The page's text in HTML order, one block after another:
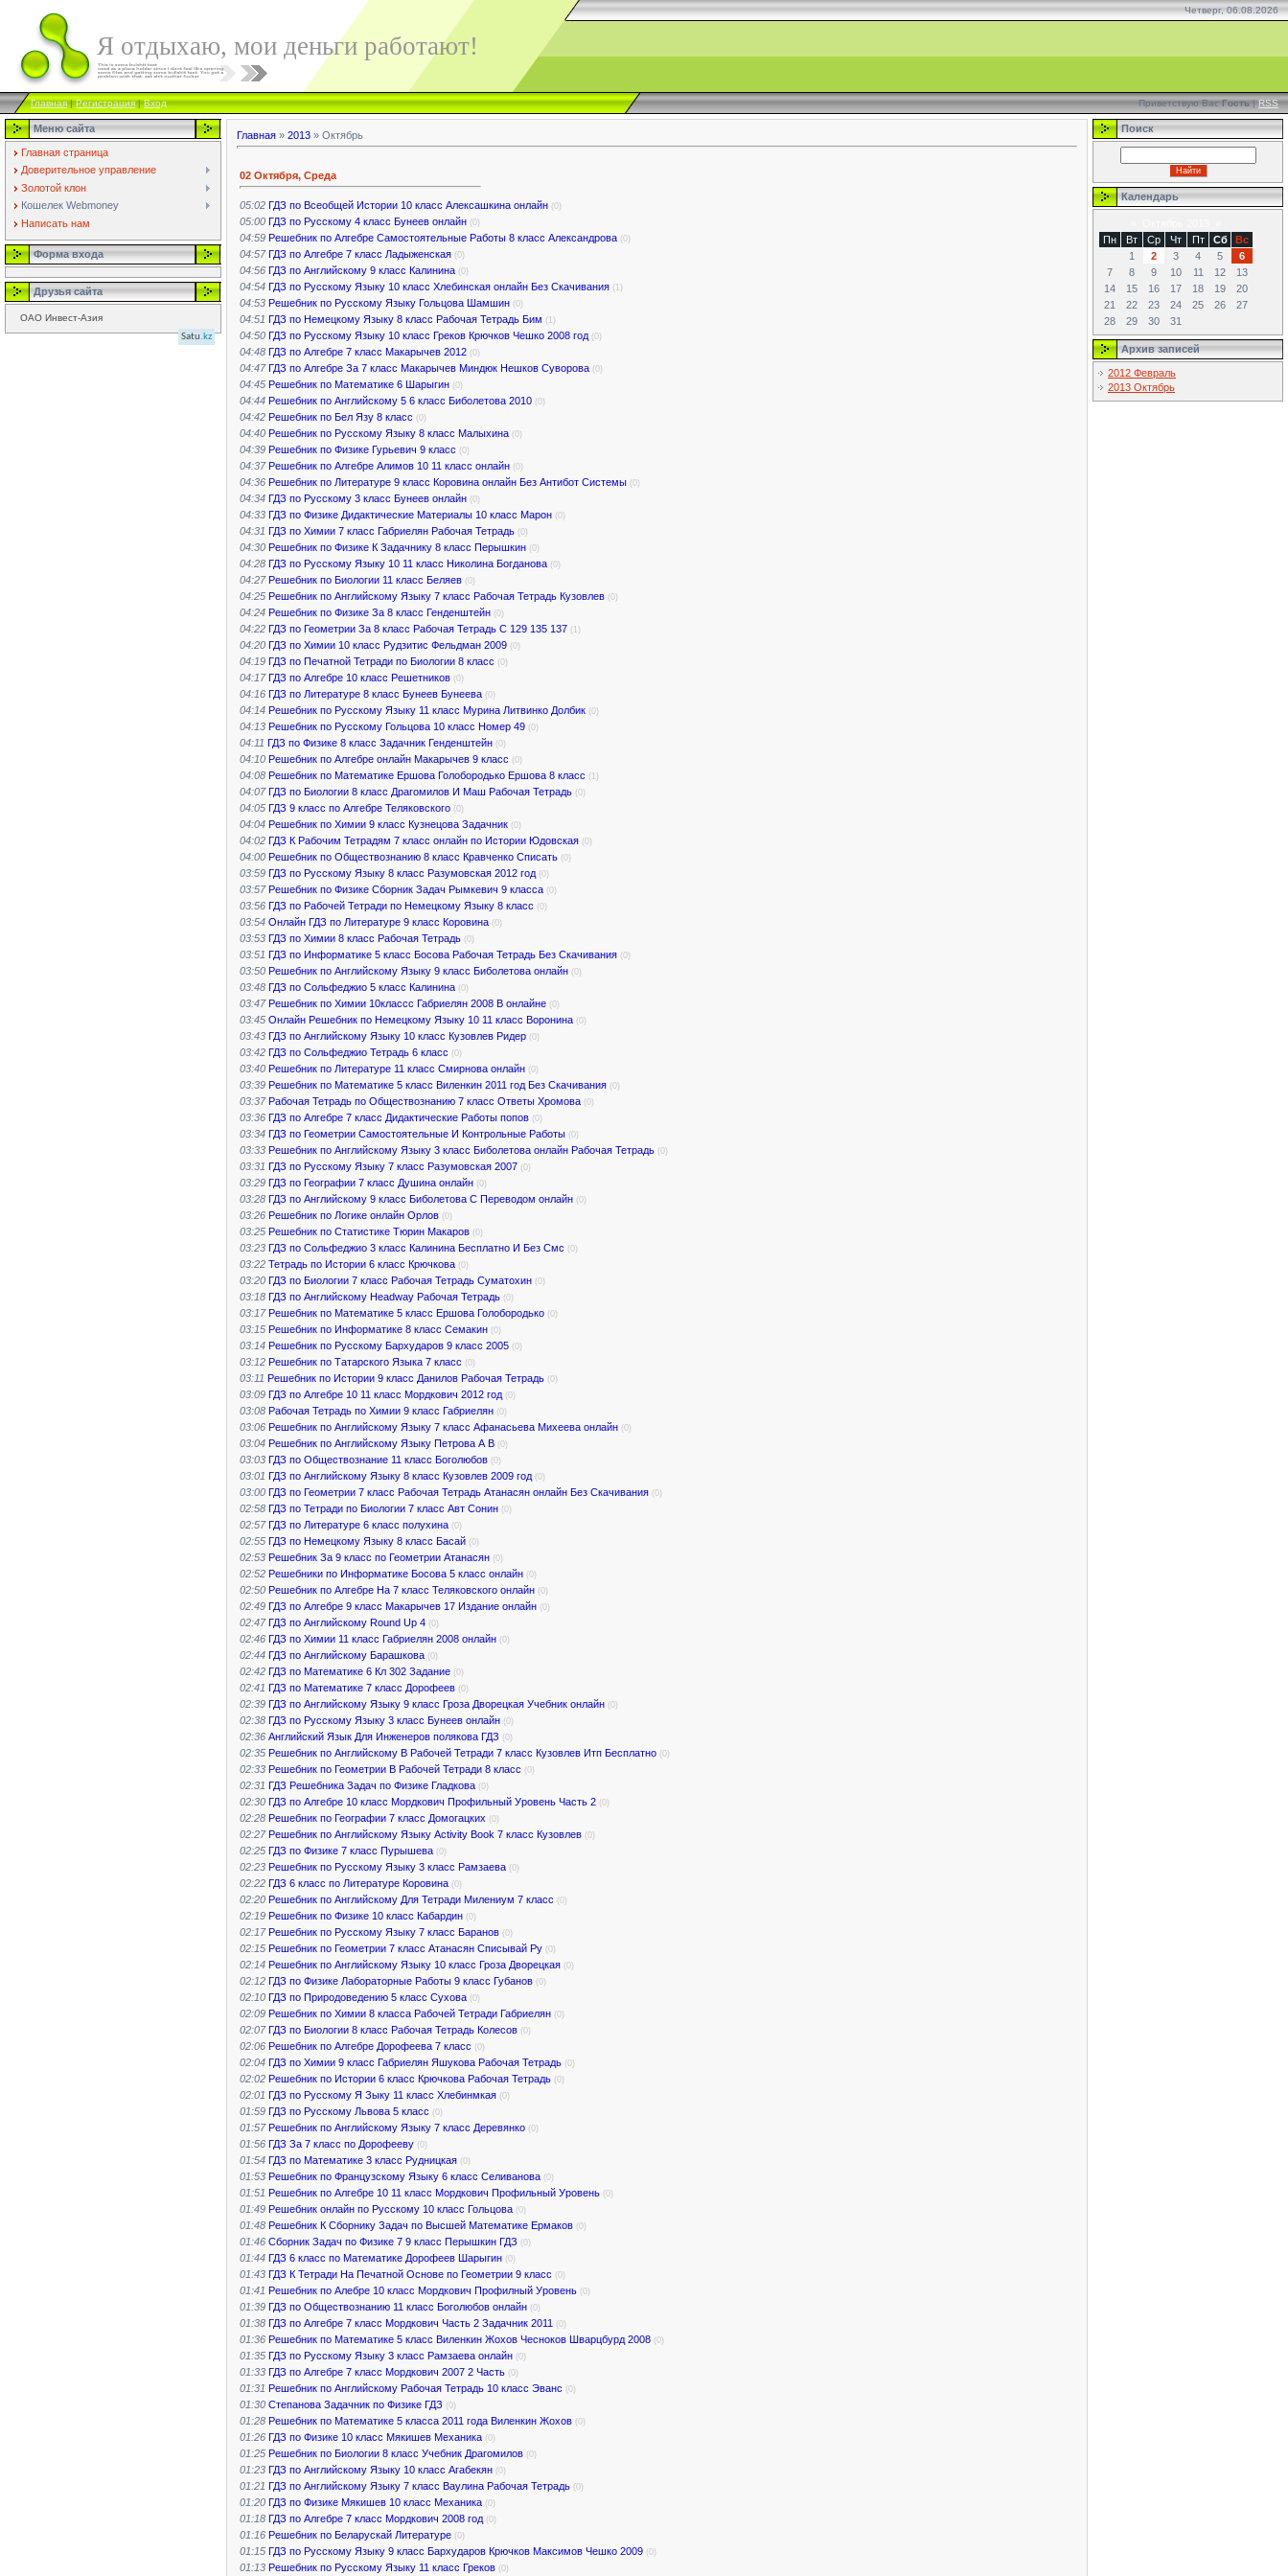
Четверг, 06.08.2026
Я отдыхаю, мои деньги работают!
Главная|Регистрация|Вход Приветствую Вас Гость|RSS
Меню сайта
Главная страница
Доверительное управление
Золотой клон
Кошелек Webmoney
Написать нам
Форма входа
Друзья сайта
ОАО Инвест-Азия
Satu.kz
Главная » 2013 » Октябрь
02 Октября, Среда
05:02 ГДЗ по Всеобщей Истории 10 класс Алексашкина онлайн (0)
05:00 ГДЗ по Русскому 4 класс Бунеев онлайн (0)
04:59 Решебник по Алгебре Самостоятельные Работы 8 класс Александрова (0)
04:57 ГДЗ по Алгебре 7 класс Ладыженская (0)
04:56 ГДЗ по Английскому 9 класс Калинина (0)
04:54 ГДЗ по Русскому Языку 10 класс Хлебинская онлайн Без Скачивания (1)
04:53 Решебник по Русскому Языку Гольцова Шамшин (0)
04:51 ГДЗ по Немецкому Языку 8 класс Рабочая Тетрадь Бим (1)
04:50 ГДЗ по Русскому Языку 10 класс Греков Крючков Чешко 2008 год (0)
04:48 ГДЗ по Алгебре 7 класс Макарычев 2012 (0)
04:47 ГДЗ по Алгебре За 7 класс Макарычев Миндюк Нешков Суворова (0)
04:45 Решебник по Математике 6 Шарыгин (0)
04:44 Решебник по Английскому 5 6 класс Биболетова 2010 (0)
04:42 Решебник по Бел Язу 8 класс (0)
04:40 Решебник по Русскому Языку 8 класс Малыхина (0)
04:39 Решебник по Физике Гурьевич 9 класс (0)
04:37 Решебник по Алгебре Алимов 10 11 класс онлайн (0)
04:36 Решебник по Литературе 9 класс Коровина онлайн Без Антибот Системы (0)
04:34 ГДЗ по Русскому 3 класс Бунеев онлайн (0)
04:33 ГДЗ по Физике Дидактические Материалы 10 класс Марон (0)
04:31 ГДЗ по Химии 7 класс Габриелян Рабочая Тетрадь (0)
04:30 Решебник по Физике К Задачнику 8 класс Перышкин (0)
04:28 ГДЗ по Русскому Языку 10 11 класс Николина Богданова (0)
04:27 Решебник по Биологии 11 класс Беляев (0)
04:25 Решебник по Английскому Языку 7 класс Рабочая Тетрадь Кузовлев (0)
04:24 Решебник по Физике За 8 класс Генденштейн (0)
04:22 ГДЗ по Геометрии За 8 класс Рабочая Тетрадь С 129 135 137 (1)
04:20 ГДЗ по Химии 10 класс Рудзитис Фельдман 2009 (0)
04:19 ГДЗ по Печатной Тетради по Биологии 8 класс (0)
04:17 ГДЗ по Алгебре 10 класс Решетников (0)
04:16 ГДЗ по Литературе 8 класс Бунеев Бунеева (0)
04:14 Решебник по Русскому Языку 11 класс Мурина Литвинко Долбик (0)
04:13 Решебник по Русскому Гольцова 10 класс Номер 49 (0)
04:11 ГДЗ по Физике 8 класс Задачник Генденштейн (0)
04:10 Решебник по Алгебре онлайн Макарычев 9 класс (0)
04:08 Решебник по Математике Ершова Голобородько Ершова 8 класс (1)
04:07 ГДЗ по Биологии 8 класс Драгомилов И Маш Рабочая Тетрадь (0)
04:05 ГДЗ 9 класс по Алгебре Теляковского (0)
04:04 Решебник по Химии 9 класс Кузнецова Задачник (0)
04:02 ГДЗ К Рабочим Тетрадям 7 класс онлайн по Истории Юдовская (0)
04:00 Решебник по Обществознанию 8 класс Кравченко Списать (0)
03:59 ГДЗ по Русскому Языку 8 класс Разумовская 2012 год (0)
03:57 Решебник по Физике Сборник Задач Рымкевич 9 класса (0)
03:56 ГДЗ по Рабочей Тетради по Немецкому Языку 8 класс (0)
03:54 Онлайн ГДЗ по Литературе 9 класс Коровина (0)
03:53 ГДЗ по Химии 8 класс Рабочая Тетрадь (0)
03:51 ГДЗ по Информатике 5 класс Босова Рабочая Тетрадь Без Скачивания (0)
03:50 Решебник по Английскому Языку 9 класс Биболетова онлайн (0)
03:48 ГДЗ по Сольфеджио 5 класс Калинина (0)
03:47 Решебник по Химии 10классс Габриелян 2008 В онлайне (0)
03:45 Онлайн Решебник по Немецкому Языку 10 11 класс Воронина (0)
03:43 ГДЗ по Английскому Языку 10 класс Кузовлев Ридер (0)
03:42 ГДЗ по Сольфеджио Тетрадь 6 класс (0)
03:40 Решебник по Литературе 11 класс Смирнова онлайн (0)
03:39 Решебник по Математике 5 класс Виленкин 2011 год Без Скачивания (0)
03:37 Рабочая Тетрадь по Обществознанию 7 класс Ответы Хромова (0)
03:36 ГДЗ по Алгебре 7 класс Дидактические Работы попов (0)
03:34 ГДЗ по Геометрии Самостоятельные И Контрольные Работы (0)
03:33 Решебник по Английскому Языку 3 класс Биболетова онлайн Рабочая Тетрадь (0)
03:31 ГДЗ по Русскому Языку 7 класс Разумовская 2007 (0)
03:29 ГДЗ по Географии 7 класс Душина онлайн (0)
03:28 ГДЗ по Английскому 9 класс Биболетова С Переводом онлайн (0)
03:26 Решебник по Логике онлайн Орлов (0)
03:25 Решебник по Статистике Тюрин Макаров (0)
03:23 ГДЗ по Сольфеджио 3 класс Калинина Бесплатно И Без Смс (0)
03:22 Тетрадь по Истории 6 класс Крючкова (0)
03:20 ГДЗ по Биологии 7 класс Рабочая Тетрадь Суматохин (0)
03:18 ГДЗ по Английскому Headway Рабочая Тетрадь (0)
03:17 Решебник по Математике 5 класс Ершова Голобородько (0)
03:15 Решебник по Информатике 8 класс Семакин (0)
03:14 Решебник по Русскому Бархударов 9 класс 2005 (0)
03:12 Решебник по Татарского Языка 7 класс (0)
03:11 Решебник по Истории 9 класс Данилов Рабочая Тетрадь (0)
03:09 ГДЗ по Алгебре 10 11 класс Мордкович 2012 год (0)
03:08 Рабочая Тетрадь по Химии 9 класс Габриелян (0)
03:06 Решебник по Английскому Языку 7 класс Афанасьева Михеева онлайн (0)
03:04 Решебник по Английскому Языку Петрова А В (0)
03:03 ГДЗ по Обществознание 11 класс Боголюбов (0)
03:01 ГДЗ по Английскому Языку 8 класс Кузовлев 2009 год (0)
03:00 ГДЗ по Геометрии 7 класс Рабочая Тетрадь Атанасян онлайн Без Скачивания (0)
02:58 ГДЗ по Тетради по Биологии 7 класс Авт Сонин (0)
02:57 ГДЗ по Литературе 6 класс полухина (0)
02:55 ГДЗ по Немецкому Языку 8 класс Басай (0)
02:53 Решебник За 9 класс по Геометрии Атанасян (0)
02:52 Решебники по Информатике Босова 5 класс онлайн (0)
02:50 Решебник по Алгебре На 7 класс Теляковского онлайн (0)
02:49 ГДЗ по Алгебре 9 класс Макарычев 17 Издание онлайн (0)
02:47 ГДЗ по Английскому Round Up 4 (0)
02:46 ГДЗ по Химии 11 класс Габриелян 2008 онлайн (0)
02:44 ГДЗ по Английскому Барашкова (0)
02:42 ГДЗ по Математике 6 Кл 302 Задание (0)
02:41 ГДЗ по Математике 7 класс Дорофеев (0)
02:39 ГДЗ по Английскому Языку 9 класс Гроза Дворецкая Учебник онлайн (0)
02:38 ГДЗ по Русскому Языку 3 класс Бунеев онлайн (0)
02:36 Английский Язык Для Инженеров полякова ГДЗ (0)
02:35 Решебник по Английскому В Рабочей Тетради 7 класс Кузовлев Итп Бесплатно (0)
02:33 Решебник по Геометрии В Рабочей Тетради 8 класс (0)
02:31 ГДЗ Решебника Задач по Физике Гладкова (0)
02:30 ГДЗ по Алгебре 10 класс Мордкович Профильный Уровень Часть 2 (0)
02:28 Решебник по Географии 7 класс Домогацких (0)
02:27 Решебник по Английскому Языку Activity Book 7 класс Кузовлев (0)
02:25 ГДЗ по Физике 7 класс Пурышева (0)
02:23 Решебник по Русскому Языку 3 класс Рамзаева (0)
02:22 ГДЗ 6 класс по Литературе Коровина (0)
02:20 Решебник по Английскому Для Тетради Милениум 7 класс (0)
02:19 Решебник по Физике 10 класс Кабардин (0)
02:17 Решебник по Русскому Языку 7 класс Баранов (0)
02:15 Решебник по Геометрии 7 класс Атанасян Списывай Ру (0)
02:14 Решебник по Английскому Языку 10 класс Гроза Дворецкая (0)
02:12 ГДЗ по Физике Лабораторные Работы 9 класс Губанов (0)
02:10 ГДЗ по Природоведению 5 класс Сухова (0)
02:09 Решебник по Химии 8 класса Рабочей Тетради Габриелян (0)
02:07 ГДЗ по Биологии 8 класс Рабочая Тетрадь Колесов (0)
02:06 Решебник по Алгебре Дорофеева 7 класс (0)
02:04 ГДЗ по Химии 9 класс Габриелян Яшукова Рабочая Тетрадь (0)
02:02 Решебник по Истории 6 класс Крючкова Рабочая Тетрадь (0)
02:01 ГДЗ по Русскому Я Зыку 11 класс Хлебинмкая (0)
01:59 ГДЗ по Русскому Львова 5 класс (0)
01:57 Решебник по Английскому Языку 7 класс Деревянко (0)
01:56 ГДЗ За 7 класс по Дорофееву (0)
01:54 ГДЗ по Математике 3 класс Рудницкая (0)
01:53 Решебник по Французскому Языку 6 класс Селиванова (0)
01:51 Решебник по Алгебре 10 11 класс Мордкович Профильный Уровень (0)
01:49 Решебник онлайн по Русскому 10 класс Гольцова (0)
01:48 Решебник К Сборнику Задач по Высшей Математике Ермаков (0)
01:46 Сборник Задач по Физике 7 9 класс Перышкин ГДЗ (0)
01:44 ГДЗ 6 класс по Математике Дорофеев Шарыгин (0)
01:43 ГДЗ К Тетради На Печатной Основе по Геометрии 9 класс (0)
01:41 Решебник по Алебре 10 класс Мордкович Профилный Уровень (0)
01:39 ГДЗ по Обществознанию 11 класс Боголюбов онлайн (0)
01:38 ГДЗ по Алгебре 7 класс Мордкович Часть 2 Задачник 2011 (0)
01:36 Решебник по Математике 5 класс Виленкин Жохов Чесноков Шварцбурд 2008 (0)
01:35 ГДЗ по Русскому Языку 3 класс Рамзаева онлайн (0)
01:33 ГДЗ по Алгебре 7 класс Мордкович 2007 2 Часть (0)
01:31 Решебник по Английскому Рабочая Тетрадь 10 класс Эванс (0)
01:30 Степанова Задачник по Физике ГДЗ (0)
01:28 Решебник по Математике 5 класса 2011 года Виленкин Жохов (0)
01:26 ГДЗ по Физике 10 класс Мякишев Механика (0)
01:25 Решебник по Биологии 8 класс Учебник Драгомилов (0)
01:23 ГДЗ по Английскому Языку 10 класс Агабекян (0)
01:21 ГДЗ по Английскому Языку 7 класс Ваулина Рабочая Тетрадь (0)
01:20 ГДЗ по Физике Мякишев 10 класс Механика (0)
01:18 ГДЗ по Алгебре 7 класс Мордкович 2008 год (0)
01:16 Решебник по Беларускай Литературе (0)
01:15 ГДЗ по Русскому Языку 9 класс Бархударов Крючков Максимов Чешко 2009 (0)
01:13 Решебник по Русскому Языку 11 класс Греков (0)
Поиск
Календарь
Пн
Вт Ср Чт Пт Сб
Вс
1
2 3 4 5
6
7
8 9 10 11 12
13
14
15 16 17 18 19
20
21
22 23 24 25 26
27
28
29 30 31
Архив записей
2012 Февраль
2013 Октябрь